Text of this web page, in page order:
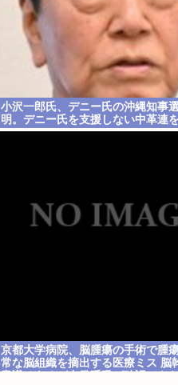
小沢一郎氏、デニー氏の沖縄知事
明。デニー氏を支援しない中革連
京都大学病院、脳腫瘍の手術で腫
常な脳組織を摘出する医療ミス 脳